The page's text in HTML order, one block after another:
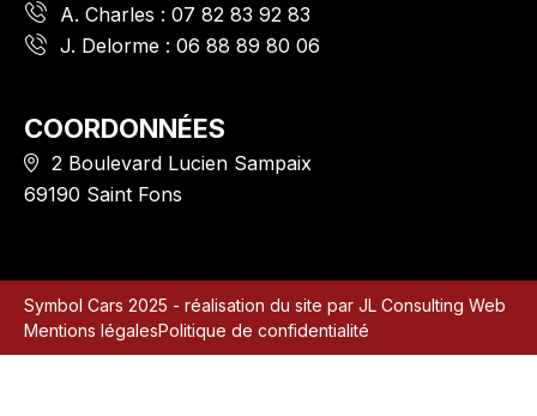
A. Charles : 07 82 83 92 83
J. Delorme : 06 88 89 80 06
COORDONNÉES
2 Boulevard Lucien Sampaix
69190 Saint Fons
Symbol Cars 2025 - réalisation du site par JL Consulting Web
Mentions légalesPolitique de confidentialité